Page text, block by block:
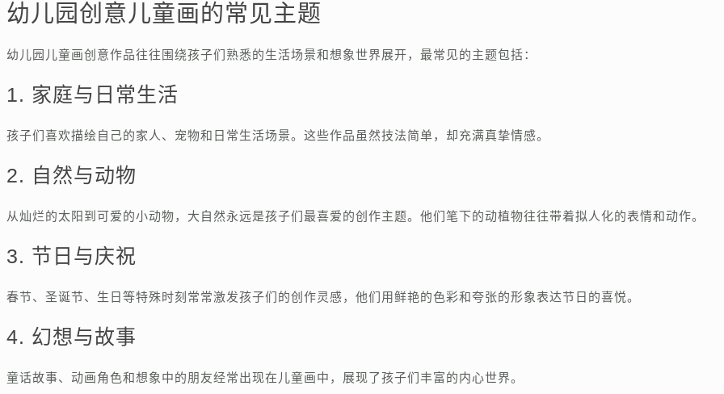
幼儿园创意儿童画的常见主题
幼儿园儿童画创意作品往往围绕孩子们熟悉的生活场景和想象世界展开，最常见的主题包括：
1. 家庭与日常生活
孩子们喜欢描绘自己的家人、宠物和日常生活场景。这些作品虽然技法简单，却充满真挚情感。
2. 自然与动物
从灿烂的太阳到可爱的小动物，大自然永远是孩子们最喜爱的创作主题。他们笔下的动植物往往带着拟人化的表情和动作。
3. 节日与庆祝
春节、圣诞节、生日等特殊时刻常常激发孩子们的创作灵感，他们用鲜艳的色彩和夸张的形象表达节日的喜悦。
4. 幻想与故事
童话故事、动画角色和想象中的朋友经常出现在儿童画中，展现了孩子们丰富的内心世界。